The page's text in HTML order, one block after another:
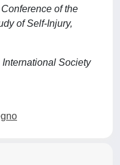
of the
of Self-Injury,
Society